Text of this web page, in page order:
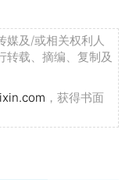
媒及/或相关权利人
转载、摘编、复制及
，获得书面